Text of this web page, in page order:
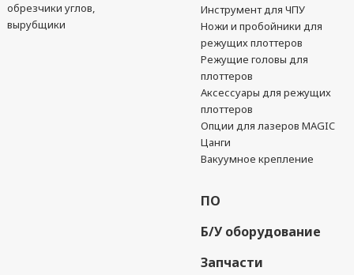
обрезчики углов,
вырубщики
Инструмент для ЧПУ
Ножи и пробойники для
режущих плоттеров
Режущие головы для
плоттеров
Аксессуары для режущих
плоттеров
Опции для лазеров MAGIC
Цанги
Вакуумное крепление
ПО
Б/У оборудование
Запчасти